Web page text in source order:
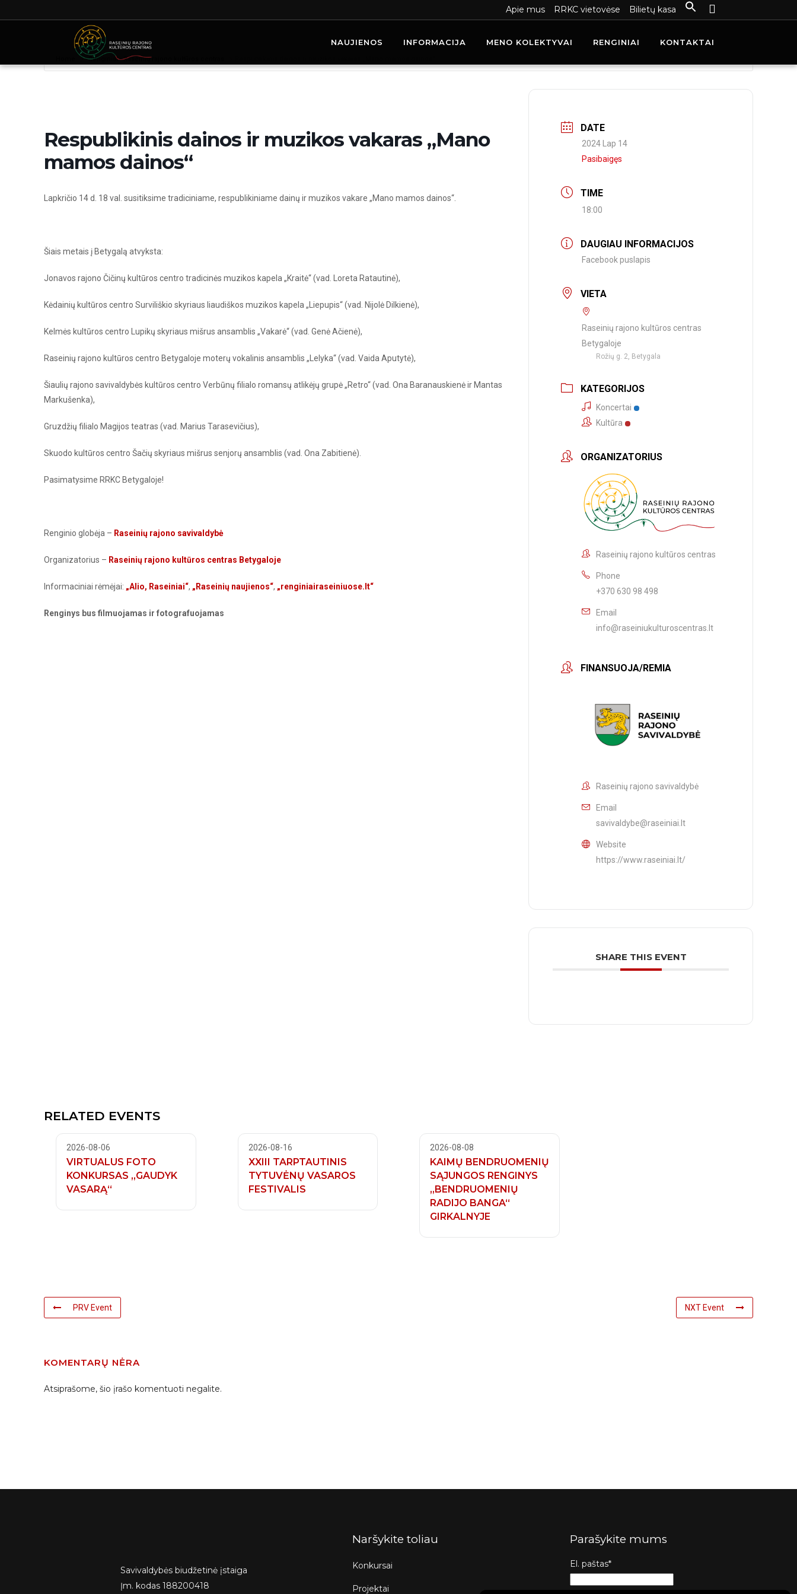
Apie mus RRKC vietovėse Bilietų kasa
NAUJIENOS INFORMACIJA MENO KOLEKTYVAI RENGINIAI KONTAKTAI
Renginiai - Raseinių rajono kultūros centras
Respublikinis dainos ir muzikos vakaras „Mano
mamos dainos“
Lapkričio 14 d. 18 val. susitiksime tradiciniame, respublikiniame dainų ir muzikos vakare „Mano mamos dainos“.
Šiais metais į Betygalą atvyksta:
Jonavos rajono Čičinų kultūros centro tradicinės muzikos kapela „Kraitė“ (vad. Loreta Ratautinė),
Kėdainių kultūros centro Surviliškio skyriaus liaudiškos muzikos kapela „ Liepupis“(vad. Nijolė Dilkienė),
Kelmės kultūros centro Lupikų skyriaus mišrus ansamblis „Vakarė“(vad. Genė Ačienė),
Raseinių rajono kultūros centro Betygaloje moterų vokalinis ansamblis „Lelyka“(vad. Vaida Aputytė),
Šiaulių rajono savivaldybės kultūros centro Verbūnų filialo romansų atlikėjų grupė„Retro“(vad. Ona Baranauskienė ir Mantas
Markušenka),
Gruzdžių filialo Magijos teatras (vad. Marius Tarasevičius),
Skuodo kultūros centro Šačių skyriaus mišrus senjorų ansamblis (vad. Ona Zabitienė).
Pasimatysime RRKC Betygaloje!
Renginio globėja – Raseinių rajono savivaldybė
Organizatorius – Raseinių rajono kultūros centras Betygaloje
Informaciniai rėmėjai: „Alio, Raseiniai“, „Raseinių naujienos“, „renginiairaseiniuose.lt“
Renginys bus filmuojamas ir fotografuojamas
DATE
2024 Lap 14
Pasibaigęs
TIME
18:00
DAUGIAU INFORMACIJOS
Facebook puslapis
VIETA
Raseinių rajono kultūros centras
Betygaloje
Rožių g. 2, Betygala
KATEGORIJOS
Koncertai
Kultūra
ORGANIZATORIUS
Raseinių rajono kultūros centras
Phone
+370 630 98 498
Email
info@raseiniukulturoscentras.lt
FINANSUOJA/REMIA
Raseinių rajono savivaldybė
Email
savivaldybe@raseiniai.lt
Website
https://www.raseiniai.lt/
SHARE THIS EVENT
RELATED EVENTS
2026-08-06
VIRTUALUS FOTO
KONKURSAS „GAUDYK
VASARĄ“
2026-08-16
XXIII TARPTAUTINIS
TYTUVĖNŲ VASAROS
FESTIVALIS
2026-08-08
KAIMŲ BENDRUOMENIŲ
SĄJUNGOS RENGINYS
„BENDRUOMENIŲ
RADIJO BANGA“
GIRKALNYJE
PRV Event NXT Event
KOMENTARŲ NĖRA
Atsiprašome, šio įrašo komentuoti negalite.
Savivaldybės biudžetinė įstaiga
Įm. kodas 188200418
Naršykite toliau
Konkursai
Projektai
Parašykite mums
El. paštas*